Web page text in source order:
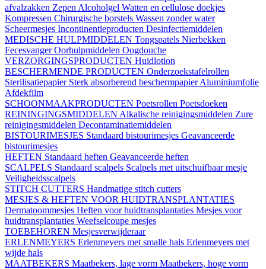
afvalzakken Zepen Alcoholgel Watten en cellulose doekjes
Kompressen Chirurgische borstels Wassen zonder water
Scheermesjes Incontinentieproducten Desinfectiemiddelen
MEDISCHE HULPMIDDELEN Tongspatels Nierbekken
FecesvangerOorhulpmiddelen Oogdouche
VERZORGINGSPRODUCTEN Huidlotion
BESCHERMENDE PRODUCTEN Onderzoekstafelrollen
Sterilisatiepapier Sterk absorberend beschermpapierAluminiumfolie
Afdekfilm
SCHOONMAAKPRODUCTEN Poetsrollen Poetsdoeken
REININGINGSMIDDELEN Alkalische reinigingsmiddelen Zure
reinigingsmiddelen Decontaminatiemiddelen
BISTOURIMESJES Standaard bistourimesjes Geavanceerde
bistourimesjes
HEFTEN Standaard heften Geavanceerde heften
SCALPELS Standaard scalpels Scalpels met uitschuifbaar mesje
Veiligheidsscalpels
STITCH CUTTERS Handmatige stitch cutters
MESJES & HEFTEN VOOR HUIDTRANSPLANTATIES
Dermatoommesjes Heften voor huidtransplantaties Mesjes voor
huidtransplantaties Weefselcoupe mesjes
TOEBEHOREN Mesjesverwijderaar
ERLENMEYERS Erlenmeyers met smalle hals Erlenmeyers met
wijde hals
MAATBEKERS Maatbekers, lage vorm Maatbekers, hoge vorm